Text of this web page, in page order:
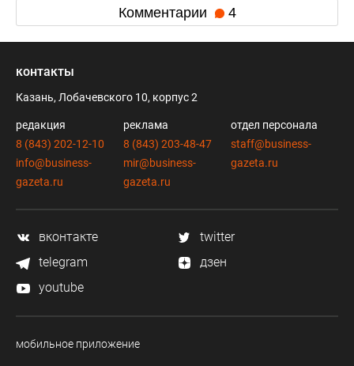
Комментарии 4
контакты
Казань, Лобачевского 10, корпус 2
редакция
8 (843) 202-12-10
info@business-
gazeta.ru
реклама
8 (843) 203-48-47
mir@business-
gazeta.ru
отдел персонала
staff@business-
gazeta.ru
вконтакте
twitter
telegram
дзен
youtube
мобильное приложение